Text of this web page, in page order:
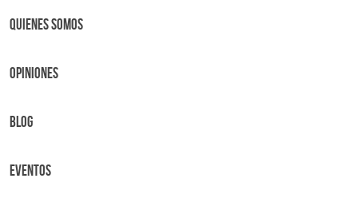
Quienes Somos
OPINIONES
BLOG
Eventos